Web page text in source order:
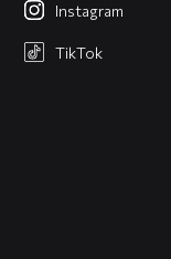
Instagram
TikTok